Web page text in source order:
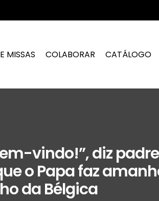
MISSAS COLABORAR CATÁLOGO
vindo!”, diz padre
o Papa faz
da Bélgica